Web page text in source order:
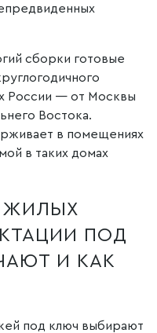
сборки готовые
России — от Москвы
Востока.
в помещениях
в таких домах
ЖИЛЫХ
ПОД
И КАК
под ключ выбирают